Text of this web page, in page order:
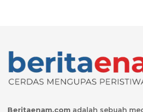
Beritaenam.com adalah sebuah